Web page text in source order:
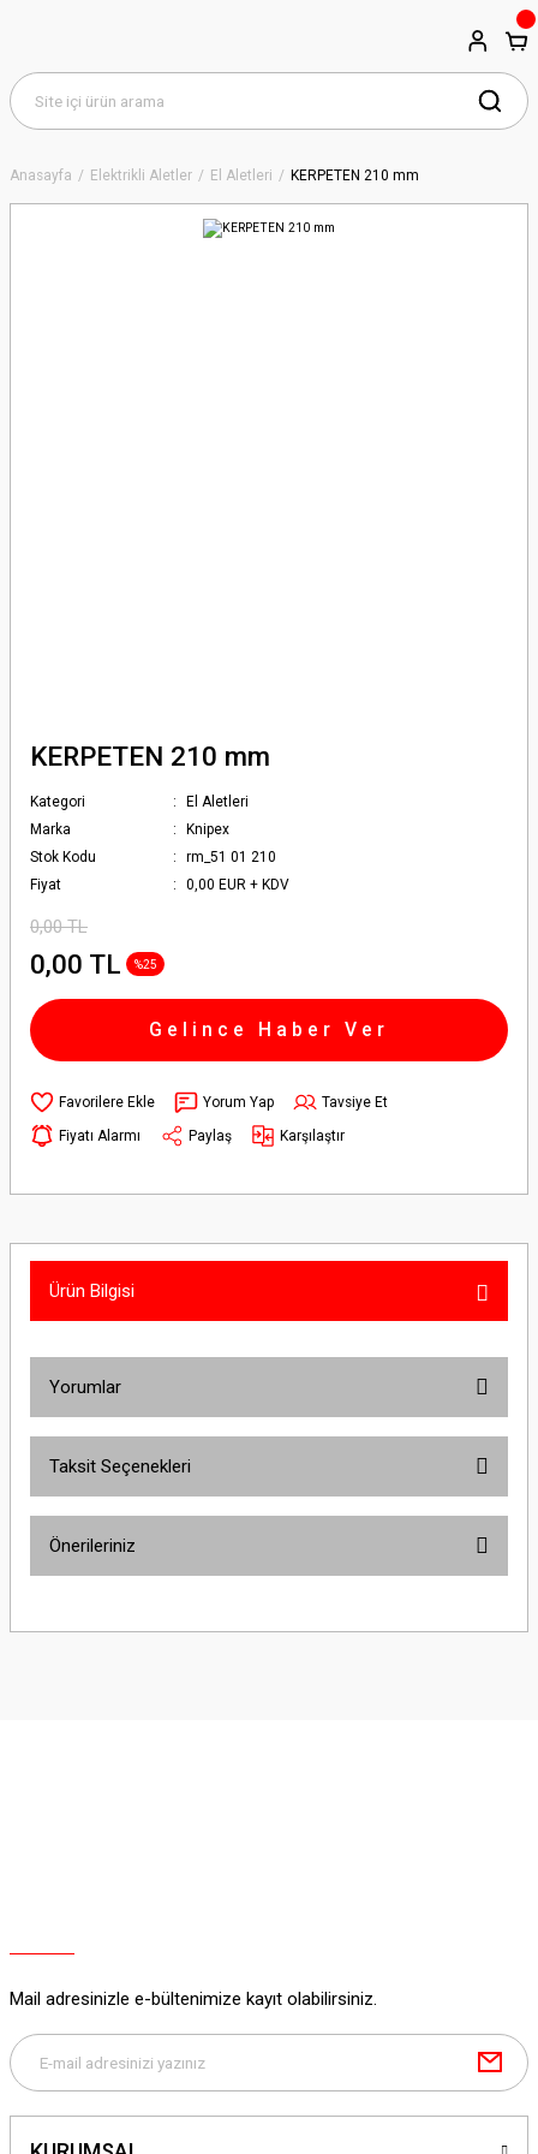
Anasayfa Elektrikli Aletler El Aletleri KERPETEN 210 mm
KERPETEN 210 mm
Kategori
El Aletleri
Marka
Knipex
Stok Kodu
rm_51 01 210
Fiyat
0,00 EUR + KDV
0,00 TL
0,00 TL %25
Gelince Haber Ver
Yorum Yap
Tavsiye Et
Fiyatı Alarmı
Paylaş Karşılaştır
Ürün Bilgisi
Yorumlar
Taksit Seçenekleri
Önerileriniz
yetersiz gördüğünüz noktaları öneri formunu kullanarak tarafımıza
Mail adresinizle e-bültenimize kayıt olabilirsiniz.